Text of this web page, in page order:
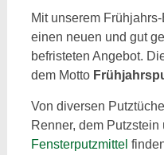
Mit unserem
einen neuen und gut
befristeten Angebot.
dem Motto
Von diversen
Renner, dem Putzstein
Fensterputzmittel